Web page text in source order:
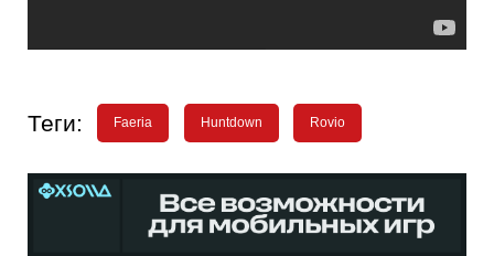
Теги: Faeria Huntdown Rovio